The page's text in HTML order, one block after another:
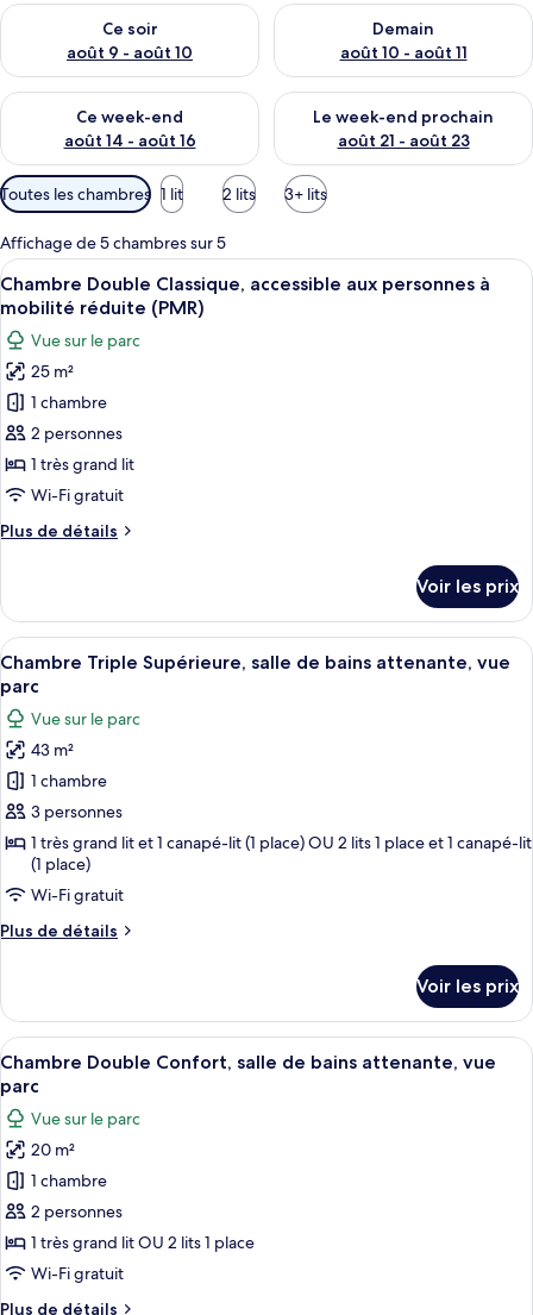
Ce soir
août 9 - août 10
Vérifier la disponibilité pour ce soir août 9 - août 10
Demain
août 10 - août 11
Vérifier la disponibilité pour
Ce week-end
août 14 - août 16
Vérifier la disponibilité pour ce week-end août 14 - août 16
Le week-end prochain
août 21 - août 23
Vérifier la disponibilité pour
Filtres
disponibles
pour
les
chambres
Toutes les chambres 1 lit 2 lits 3+ lits
Affichage de 5 chambres sur 5
Afficher
toutes
les
photos
pour
ce
type
de
chambre :
Double
aux
personnes
à
mobilité
réduite
(PMR)
Une chambre d’hôtel avec un lit, un
5
Chambre Double Classique, accessible aux personnes à
mobilité réduite (PMR)
Vue sur le parc
25 m²
1 chambre
2 personnes
1 très grand lit
Wi-Fi gratuit
Plus de détails
Plus
le
type
de
chambre
Chambre
Double
Classique,
accessible
aux
personnes
mobilité
réduite
(PMR)
Voir les prix
Afficher
toutes
les
photos
pour
ce
type
de
chambre :
Chambre
Triple
de
bains
attenante,
vue
parc
Une chambre spacieuse avec un
4
Chambre Triple Supérieure, salle de bains attenante, vue
parc
Vue sur le parc
43 m²
1 chambre
3 personnes
1 très grand lit et 1 canapé-lit (1 place) OU 2 lits 1 place et 1 canapé-lit
(1 place)
Wi-Fi gratuit
Plus de détails
Plus
le
type
de
chambre
Chambre
Triple
Supérieure,
salle
de
bains
vue
parc
Voir les prix
Afficher
toutes
les
photos
pour
ce
type
de
chambre :
Chambre Double Confort, salle de
8
Chambre Double Confort, salle de bains attenante, vue
parc
Vue sur le parc
20 m²
1 chambre
2 personnes
1 très grand lit OU 2 lits 1 place
Wi-Fi gratuit
Plus de détails
Plus